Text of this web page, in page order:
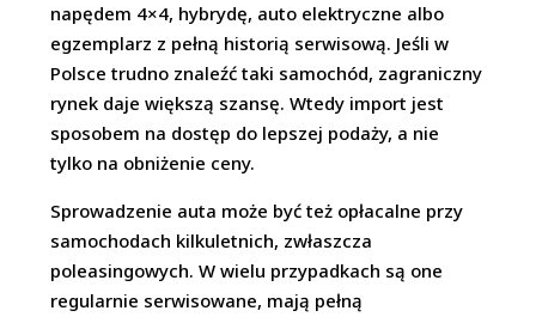
napędem 4×4, hybrydę, auto elektryczne albo
egzemplarz z pełną historią serwisową. Jeśli w
Polsce trudno znaleźć taki samochód, zagraniczny
rynek daje większą szansę. Wtedy import jest
sposobem na dostęp do lepszej podaży, a nie
tylko na obniżenie ceny.
Sprowadzenie auta może być też opłacalne przy
samochodach kilkuletnich, zwłaszcza
poleasingowych. W wielu przypadkach są one
regularnie serwisowane, mają pełną